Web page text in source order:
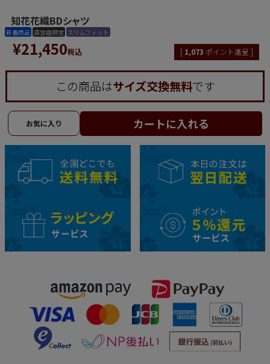
知花花織BDシャツ
新着商品 直営店限定 スリムフィット
¥21,450税込 [ 1,073 ポイント進呈 ]
この商品はサイズ交換無料です
カートに入れる